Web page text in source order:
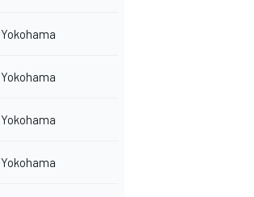
Yokohama
Yokohama
Yokohama
Yokohama